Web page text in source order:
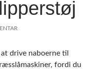
drive naboerne til
fordi du